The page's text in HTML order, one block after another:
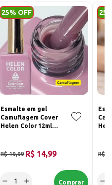
25% OFF
Esmalte em gel
Camuflagem Cover
Helen Color 12ml
R$ 19,99 R$ 14,99 R$